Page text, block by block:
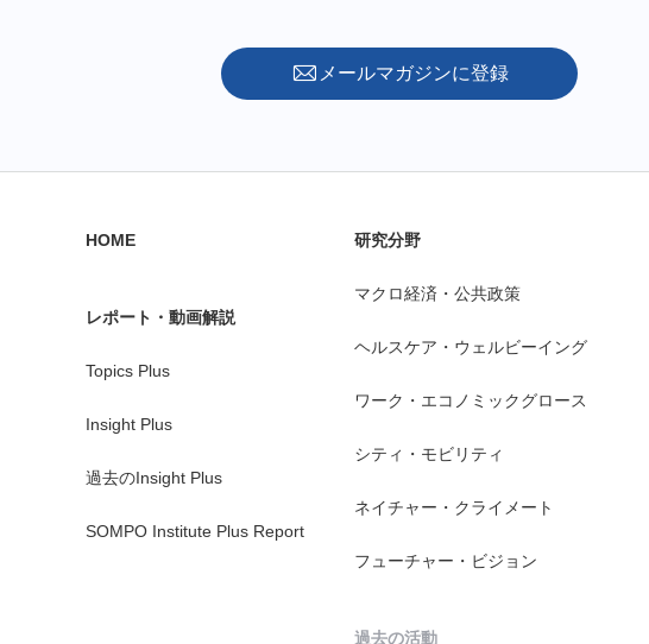
メールマガジンに登録
HOME
レポート・動画解説
Topics Plus
Insight Plus
過去のInsight Plus
SOMPO Institute Plus Report
研究分野
マクロ経済・公共政策
ヘルスケア・ウェルビーイング
ワーク・エコノミックグロース
シティ・モビリティ
ネイチャー・クライメート
フューチャー・ビジョン
過去の活動